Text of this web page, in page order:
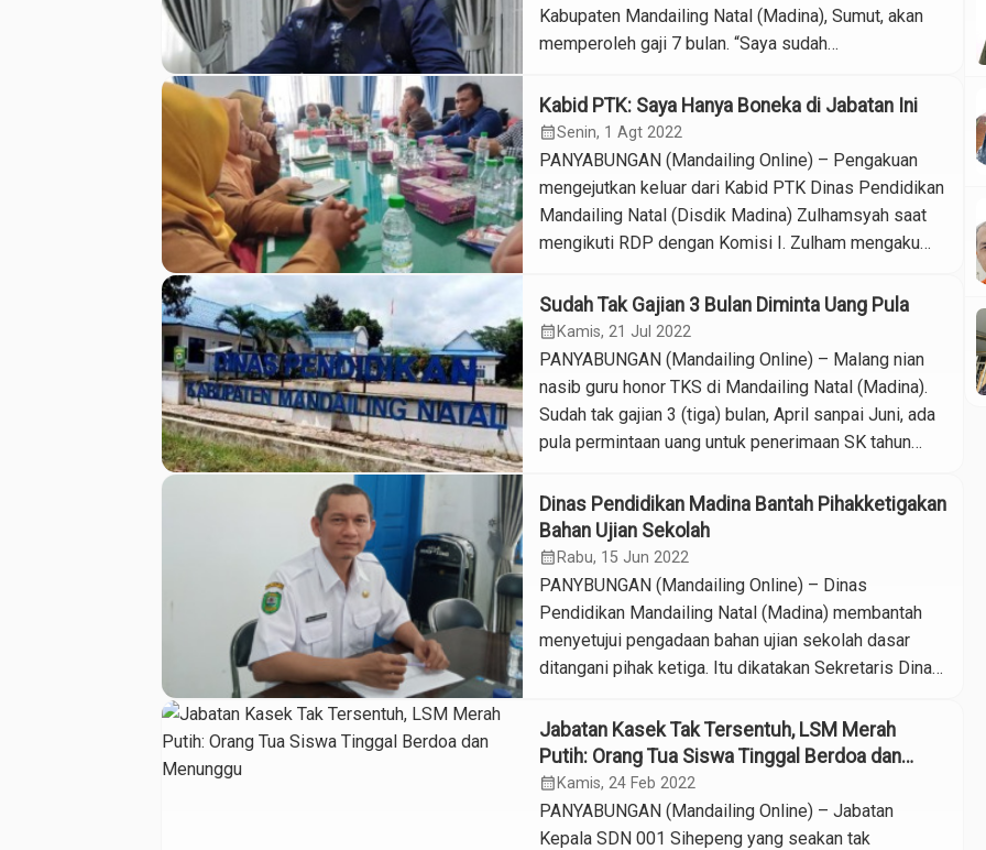
Kabupaten Mandailing Natal (Madina), Sumut, akan
memperoleh gaji 7 bulan. “Saya sudah
atau TKS. Saat ini sedang proses di Dinas Keuangan.
Insa Allah besok sudah bisa dicairkan, pencairnya
kita rapel 7 bulan sekaligus sampai bulan […]
Kabid PTK: Saya Hanya Boneka di Jabatan Ini
calendar_monthSenin, 1 Agt 2022
PANYABUNGAN (Mandailing Online) – Pengakuan
mengejutkan keluar dari Kabid PTK Dinas Pendidikan
Mandailing Natal (Disdik Madina) Zulhamsyah saat
mengikuti RDP dengan Komisi I. Zulham mengaku
ungkapkan ketika menjawab pertanyaan dari
Asmaruddin Nasution terkait isu adanya mahar
sampai Rp 200 juta rupiah yang mengiringi pergantian
kepala […]
Sudah Tak Gajian 3 Bulan Diminta Uang Pula
calendar_month Kamis, 21 Jul 2022
PANYABUNGAN (Mandailing Online) – Malang nian
nasib guru honor TKS di Mandailing Natal (Madina).
Sudah tak gajian 3 (tiga) bulan, April sanpai Juni, ada
pula permintaan uang untuk penerimaan SK tahun
dari Korwil Dinas Pendidikan sebesar Rp 50 ribu
kepada guru TKS yang hendak menerima SK, tim
redaksi Mandailing […]
Dinas Pendidikan Madina Bantah Pihakketigakan
Bahan Ujian Sekolah
calendar_month Rabu, 15 Jun 2022
PANYBUNGAN (Mandailing Online) – Dinas
Pendidikan Mandailing Natal (Madina) membantah
menyetujui pengadaan bahan ujian sekolah dasar
ditangani pihak ketiga. Itu dikatakan Sekretaris Dinas
menjawab Mandailing Online, Rabu (15/6/2022)
menyusul kehebohan beredarnya foto naskah ujian
sekolah dasar yang memperlihatkan
ketidaksinkronan pertanyaan dengan jawaban. Foto-
foto itu beredar di jagad dunia maya sejak […]
Jabatan Kasek Tak Tersentuh, LSM Merah
Putih: Orang Tua Siswa Tinggal Berdoa dan
Menunggu
calendar_month Kamis, 24 Feb 2022
PANYABUNGAN (Mandailing Online) – Jabatan
Kepala SDN 001 Sihepeng yang seakan tak